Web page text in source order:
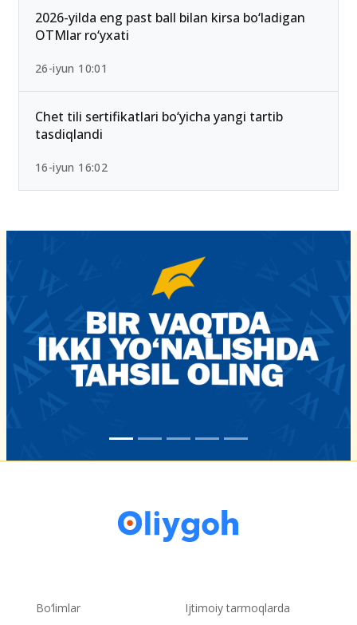
15-iyun 10:27
2026-yilda eng past ball bilan kirsa bo‘ladigan
OTMlar ro‘yxati
26-iyun 10:01
Chet tili sertifikatlari bo‘yicha yangi tartib
tasdiqlandi